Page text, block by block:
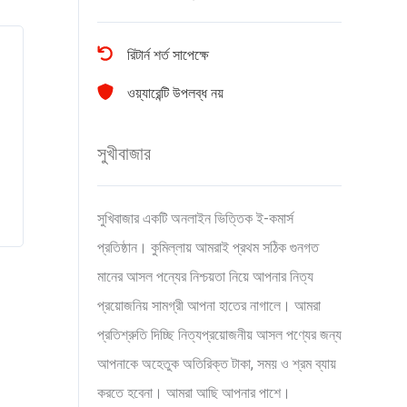
রিটার্ন শর্ত সাপেক্ষে
ওয়্যারেন্টি উপলব্ধ নয়
সুখীবাজার
সুখিবাজার একটি অনলাইন ভিত্তিক ই-কমার্স
প্রতিষ্ঠান। কুমিল্লায় আমরাই প্রথম সঠিক গুনগত
মানের আসল পন্যের নিশ্চয়তা নিয়ে আপনার নিত্য
প্রয়োজনিয় সামগ্রী আপনা হাতের নাগালে। আমরা
প্রতিশ্রুতি দিচ্ছি নিত্যপ্রয়োজনীয় আসল পণ্যের জন্য
আপনাকে অহেতুক অতিরিক্ত টাকা, সময় ও শ্রম ব্যায়
করতে হবেনা। আমরা আছি আপনার পাশে।